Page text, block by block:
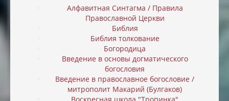
Алфавитная Синтагма / Правила
Православной Церкви
Библия
Библия толкование
Богородица
Введение в основы догматического
богословия
Введение в православное богословие /
митрополит Макарий (Булгаков)